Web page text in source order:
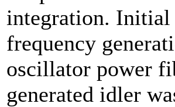
integration. Initial
frequency
oscillator power
generated idler